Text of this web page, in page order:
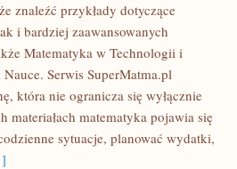
znaleźć przykłady dotyczące
i bardziej zaawansowanych
Matematyka w Technologii i
Serwis SuperMatma.pl
która nie ogranicza się wyłącznie
matematyka pojawia się
sytuacje, planować wydatki,